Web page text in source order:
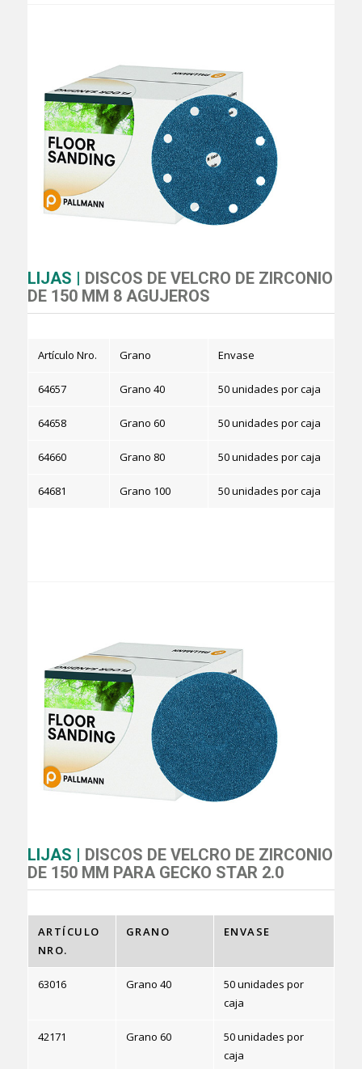
LIJAS | DISCOS DE VELCRO DE ZIRCONIO
DE 150 MM 8 AGUJEROS
Artículo Nro. Grano Envase
64657 Grano 40 50 unidades por caja
64658 Grano 60 50 unidades por caja
64660 Grano 80 50 unidades por caja
64681 Grano 100 50 unidades por caja
LIJAS | DISCOS DE VELCRO DE ZIRCONIO
DE 150 MM PARA GECKO STAR 2.0
ARTÍCULO
NRO.
GRANO ENVASE
63016 Grano 40
50 unidades por
caja
42171 Grano 60
50 unidades por
caja